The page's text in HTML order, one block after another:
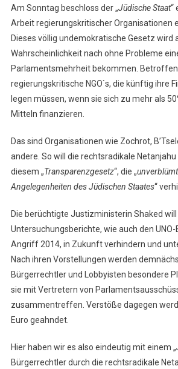
Am Sonntag beschloss der „Jüdische Staat“
Arbeit regierungskritischer Organisationen
Dieses völlig undemokratische Gesetz wird
Wahrscheinlichkeit nach ohne Probleme
Parlamentsmehrheit bekommen.
regierungskritische NGO`s, die künftig ihre
legen müssen, wenn sie sich zu mehr als
Mitteln finanzieren.
Das sind Organisationen wie Zochrot,
andere. So will die rechtsradikale
diesem „Transparenzgesetz“, die „
Angelegenheiten des Jüdischen Staates“
Die berüchtigte Justizministerin Shaked
Untersuchungsberichte, wie auch den
Angriff 2014, in Zukunft verhindern und
Nach ihren Vorstellungen werden
Bürgerrechtler und Lobbyisten besondere
sie mit Vertretern von
zusammentreffen. Verstöße dagegen
Euro geahndet.
Hier haben wir es also eindeutig mit einem „
Bürgerrechtler durch die rechtsradikale